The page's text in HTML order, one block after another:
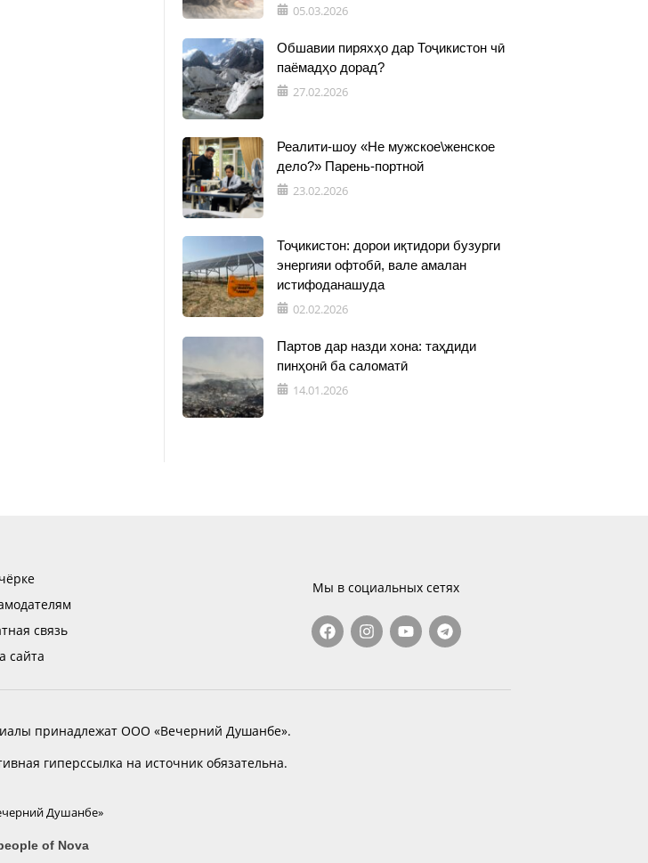
05.03.2026
Обшавии пиряхҳо дар Тоҷикистон чӣ
паёмадҳо дорад?
27.02.2026
Реалити-шоу «Не мужское\женское
дело?» Парень-портной
23.02.2026
Тоҷикистон: дорои иқтидори бузурги
энергияи офтобӣ, вале амалан
истифоданашуда
02.02.2026
Партов дар назди хона: таҳдиди
пинҳонӣ ба саломатӣ
14.01.2026
связь
сайта
Мы в социальных сетях
принадлежат ООО «Вечерний Душанбе».
гиперссылка на источник обязательна.
Душанбе»
of Nova